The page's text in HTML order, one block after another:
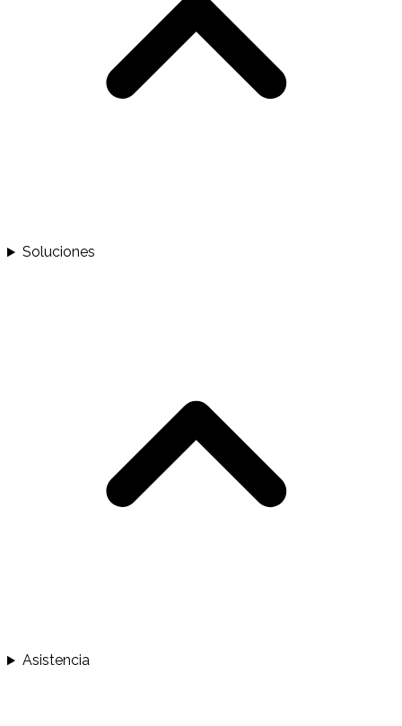
Soluciones
Asistencia